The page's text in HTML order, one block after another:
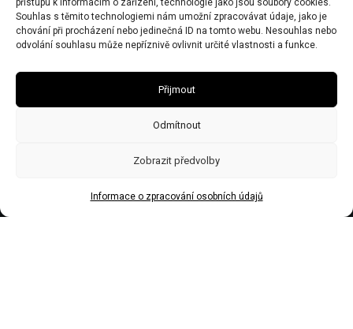
přístupu k informacím o zařízení, technologie jako jsou soubory cookies.
Souhlas s těmito technologiemi nám umožní zpracovávat údaje, jako je
chování při procházení nebo jedinečná ID na tomto webu. Nesouhlas nebo
odvolání souhlasu může nepříznivě ovlivnit určité vlastnosti a funkce.
Přijmout
Odmítnout
Zobrazit předvolby
Informace o zpracování osobních údajů
DIČ CZ7506243437
Obecní živnostenský úřad zn:č.j.Ž/2578/08/Ry21953/3